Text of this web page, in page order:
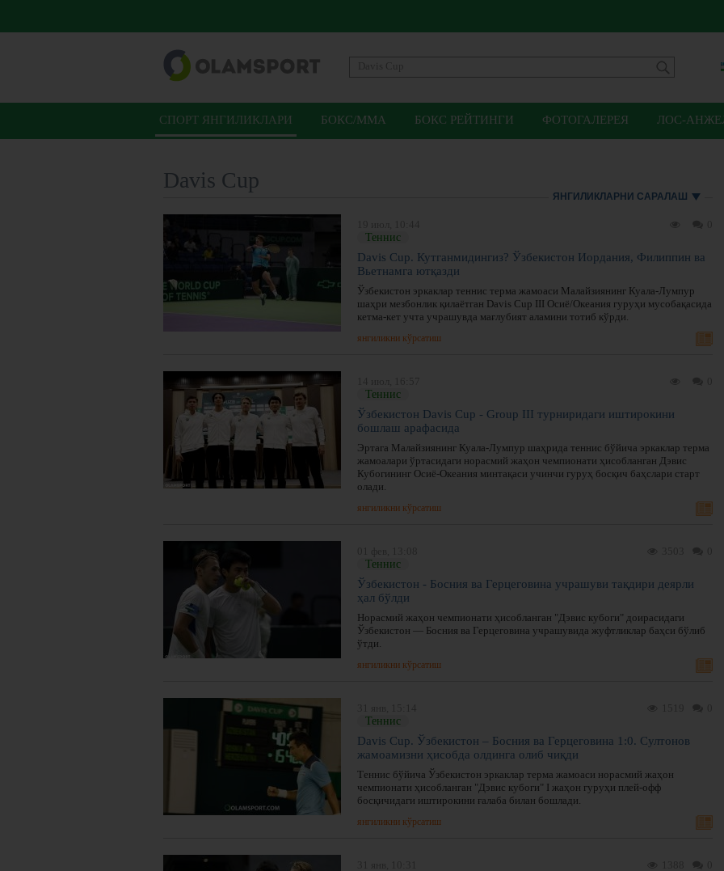
СПОРТ ЯНГИЛИКЛАРИ БОКС/ММА БОКС РЕЙТИНГИ ФОТОГАЛЕРЕЯ ЛОС-
Davis Cup
ЯНГИЛИКЛАРНИ САРАЛАШ
Теннис
Davis Cup. Кутганмидингиз? Ўзбекистон Иордания, Филиппин ва
Вьетнамга ютқазди
Ўзбекистон эркаклар теннис терма жамоаси Малайзиянинг Куала-Лумпур
шаҳри мезбонлик қилаётган Davis Cup III Осиё/Океания гуруҳи мусобақасида
кетма-кет учта учрашувда мағлубият аламини тотиб кўрди.
янгиликни кўрсатиш
Теннис
Ўзбекистон Davis Cup - Group III турниридаги иштирокини
бошлаш арафасида
Эртага Малайзиянинг Куала-Лумпур шаҳрида теннис бўйича эркаклар терма
жамоалари ўртасидаги норасмий жаҳон чемпионати ҳисобланган Дэвис
Кубогининг Осиё-Океания минтақаси учинчи гуруҳ босқич баҳслари старт
олади.
янгиликни кўрсатиш
Теннис
Ўзбекистон - Босния ва Герцеговина учрашуви тақдири деярли
ҳал бўлди
Норасмий жаҳон чемпионати ҳисобланган "Дэвис кубоги" доирасидаги
Ўзбекистон — Босния ва Герцеговина учрашувида жуфтликлар баҳси бўлиб
ўтди.
янгиликни кўрсатиш
Теннис
Davis Cup. Ўзбекистон – Босния ва Герцеговина 1:0. Султонов
жамоамизни ҳисобда олдинга олиб чиқди
Теннис бўйича Ўзбекистон эркаклар терма жамоаси норасмий жаҳон
чемпионати ҳисобланган "Дэвис кубоги" I жаҳон гуруҳи плей-офф
босқичидаги иштирокини ғалаба билан бошлади.
янгиликни кўрсатиш